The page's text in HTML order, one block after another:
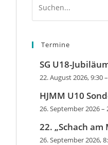
Termine
SG U18-
22. August 2026, 9:30–
HJMM U10
26. September 2026–
22. „Schach
26. September 2026,